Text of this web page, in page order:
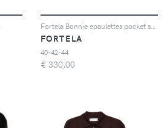
FORTELA
40-42-44
€ 330,00